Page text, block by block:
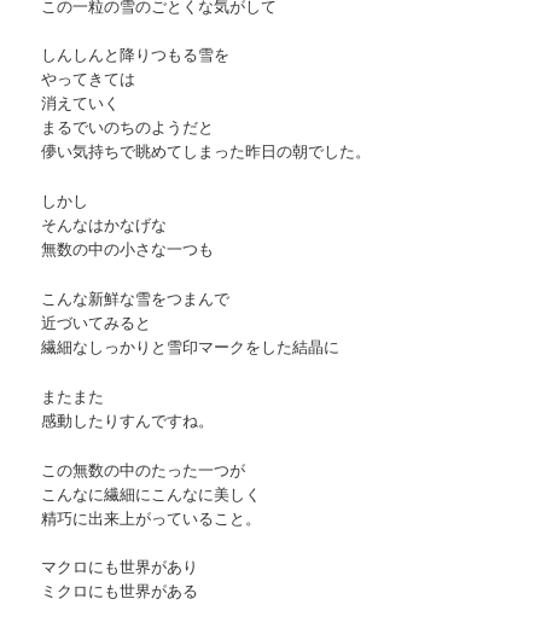
この一粒の雪のごとくな気がして
しんしんと降りつもる雪を
やってきては
消えていく
まるでいのちのようだと
儚い気持ちで眺めてしまった昨日の朝でした。
しかし
そんなはかなげな
無数の中の小さな一つも
こんな新鮮な雪をつまんで
近づいてみると
繊細なしっかりと雪印マークをした結晶に
またまた
感動したりすんですね。
この無数の中のたった一つが
こんなに繊細にこんなに美しく
精巧に出来上がっていること。
マクロにも世界があり
ミクロにも世界がある